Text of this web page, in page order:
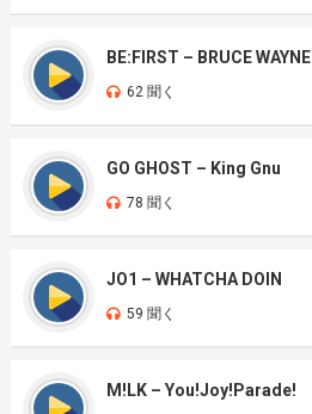
BE:FIRST – BRUCE WAYNE
62 聞く
GO GHOST – King Gnu
78 聞く
JO1 – WHATCHA DOIN
59 聞く
M!LK – You!Joy!Parade!